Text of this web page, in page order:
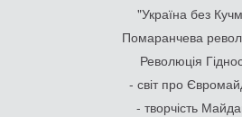
"Україна без
Помаранчева
Революція
- світ про
- творчість